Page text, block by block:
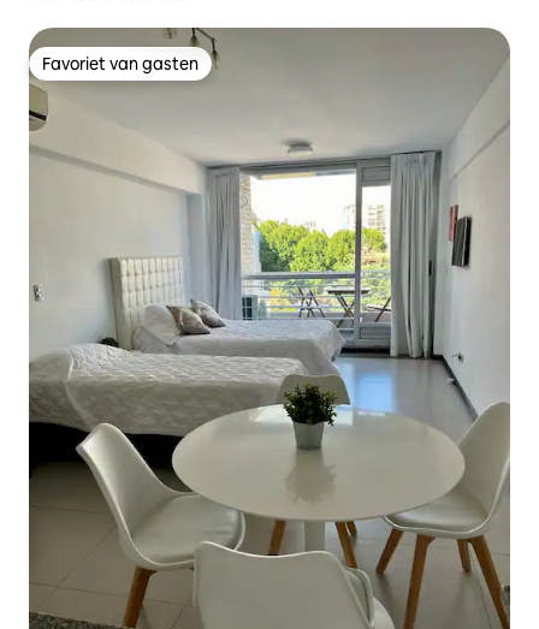
Favoriet van gasten
Favoriet van gasten